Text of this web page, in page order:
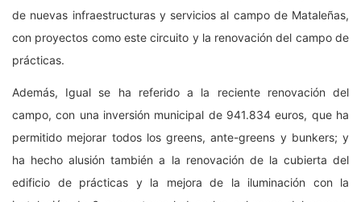
de nuevas infraestructuras y servicios al campo de Mataleñas,
con proyectos como este circuito y la renovación del campo de
prácticas.
Además, Igual se ha referido a la reciente renovación del
campo, con una inversión municipal de 941.834 euros, que ha
permitido mejorar todos los greens, ante-greens y bunkers; y
ha hecho alusión también a la renovación de la cubierta del
edificio de prácticas y la mejora de la iluminación con la